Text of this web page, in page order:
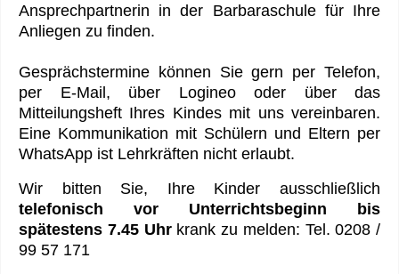
Ansprechpartnerin in der Barbaraschule für Ihre
Anliegen zu finden.
Gesprächstermine können Sie gern per Telefon,
per E-Mail, über Logineo oder über das
Mitteilungsheft Ihres Kindes mit uns vereinbaren.
Eine Kommunikation mit Schülern und Eltern per
WhatsApp ist Lehrkräften nicht erlaubt.
Wir bitten Sie, Ihre Kinder ausschließlich
telefonisch
vor Unterrichtsbeginn bis
spätestens 7.45 Uhr krank zu melden: Tel. 0208 /
99 57 171